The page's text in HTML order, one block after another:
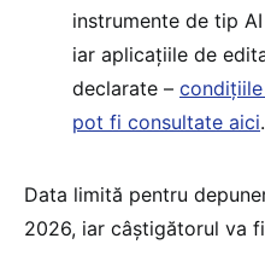
instrumente de tip
iar aplicațiile de
declarate –
pot fi consultate aici.
Data limită pentru
2026, iar câștigătorul va